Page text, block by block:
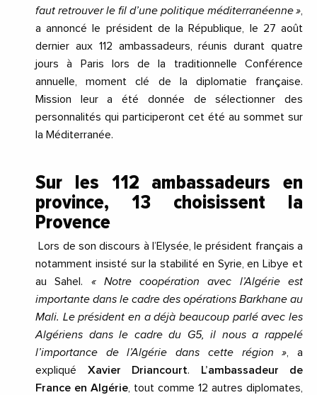
faut retrouver le fil d’une politique méditerranéenne »,
a annoncé le président de la République, le 27 août
dernier aux 112 ambassadeurs, réunis durant quatre
jours à Paris lors de la traditionnelle Conférence
annuelle, moment clé de la diplomatie française.
Mission leur a été donnée de sélectionner des
personnalités qui participeront cet été au sommet sur
la Méditerranée.
Sur les 112 ambassadeurs en
province, 13 choisissent la
Provence
Lors de son discours à l’Elysée, le président français a
notamment insisté sur la stabilité en Syrie, en Libye et
au Sahel. « Notre coopération avec l’Algérie est
importante dans le cadre des opérations Barkhane au
Mali. Le président en a déjà beaucoup parlé avec les
Algériens dans le cadre du G5, il nous a rappelé
l’importance de l’Algérie dans cette région », a
expliqué Xavier Driancourt.
L’ambassadeur de
France en Algérie, tout comme 12 autres diplomates,